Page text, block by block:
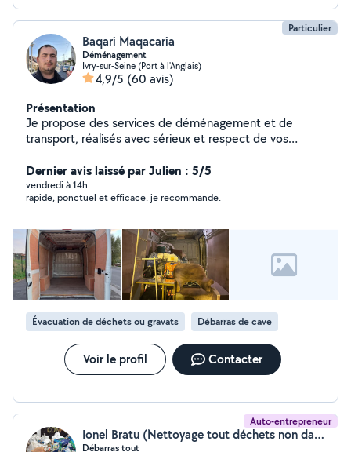
Particulier
Baqari Maqacaria
Déménagement
Ivry-sur-Seine (Port à l'Anglais)
4,9/5 (60 avis)
Présentation
Je propose des services de déménagement et de
transport, réalisés avec sérieux et respect de vos
et jetez-y vos affaires si vous le souhaitez. (Démontage
et assemblage de meubles) Nettoyage des sous-sols et
de toutes les installations Je peux m'occuper du
l'emballage et de la protection des meubles.
Déménagements pour particuliers ou professionnels.
Travail propre, ponctuel
Dernier avis laissé par Julien : 5/5
vendredi à 14h
rapide, ponctuel et efficace. je recommande.
Évacuation de déchets ou gravats Débarras de cave
Voir le profil Contacter
Auto-entrepreneur
Ionel Bratu (Nettoyage tout déchets non dangereux)
Débarras tout